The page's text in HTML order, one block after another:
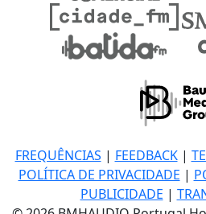
FREQUÊNCIAS | FEEDBACK|
POLÍTICA DE PRIVACIDADE |
PUBLICIDADE |